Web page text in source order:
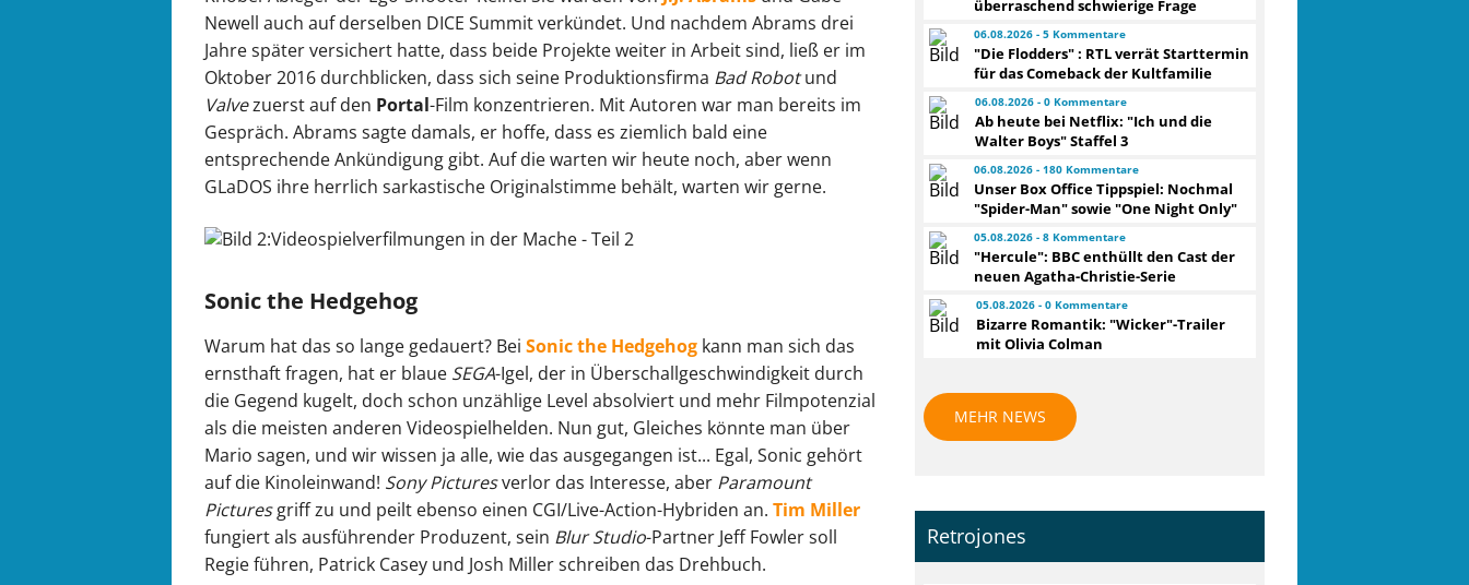
Newell auch auf derselben DICE Summit verkündet. Und nachdem Abrams drei
Jahre später versichert hatte, dass beide Projekte weiter in Arbeit sind, ließ er im
Oktober 2016 durchblicken, dass sich seine Produktionsfirma Bad Robotund
Valvezuerst auf den Portal-Film konzentrieren. Mit Autoren war man bereits im
Gespräch. Abrams sagte damals, er hoffe, dass es ziemlich bald eine
entsprechende Ankündigung gibt. Auf die warten wir heute noch, aber wenn
GLaDOS ihre herrlich sarkastische Originalstimme behält, warten wir gerne.
Sonic the Hedgehog
Warum hat das so lange gedauert? Bei Sonic the Hedgehog kann man sich das
ernsthaft fragen, hat er blaue SEGA-Igel, der in Überschallgeschwindigkeit durch
die Gegend kugelt, doch schon unzählige Level absolviert und mehr Filmpotenzial
als die meisten anderen Videospielhelden. Nun gut, Gleiches könnte man über
Mario sagen, und wir wissen ja alle, wie das ausgegangen ist... Egal, Sonic gehört
auf die Kinoleinwand! Sony Picturesverlor das Interesse, aber Paramount
Picturesgriff zu und peilt ebenso einen CGI/Live-Action-Hybriden an. Tim Miller
fungiert als ausführender Produzent, sein Blur Studio-Partner Jeff Fowler soll
Regieführen, Patrick Casey und Josh Miller schreiben das Drehbuch.
überraschend schwierige Frage
06.08.2026 - 5 Kommentare
"Die Flodders" : RTL verrät Starttermin
für das Comeback der Kultfamilie
06.08.2026 - 0 Kommentare
Ab heute bei Netflix: "Ich und die
Walter Boys" Staffel 3
06.08.2026 - 180 Kommentare
Unser Box Office Tippspiel: Nochmal
"Spider-Man" sowie "One Night Only"
05.08.2026 - 8 Kommentare
"Hercule": BBC enthüllt den Cast der
neuen Agatha-Christie-Serie
05.08.2026 - 0 Kommentare
Bizarre Romantik: "Wicker"-Trailer
mit Olivia Colman
MEHR NEWS
Retrojones